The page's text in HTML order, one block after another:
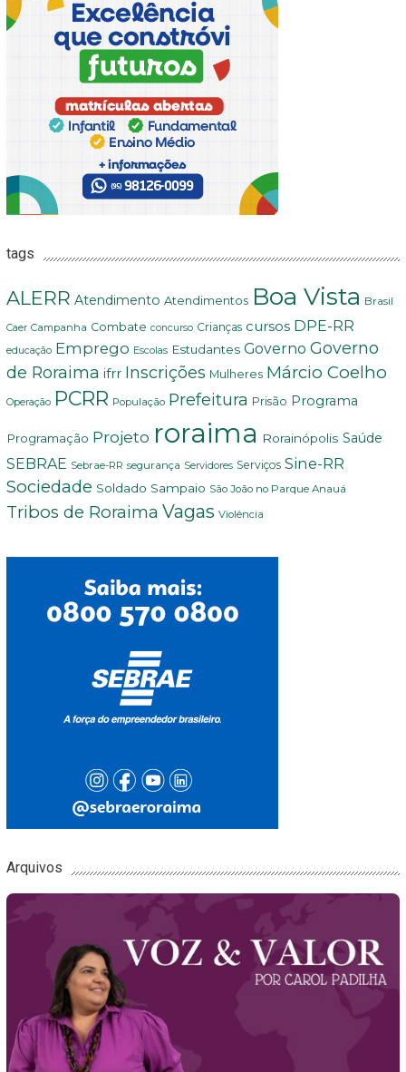
tags
ALERR Atendimento Atendimentos Boa Vista Brasil
Caer Campanha Combate concurso Crianças cursos DPE-RR
educação Emprego Escolas Estudantes Governo Governo
de Roraima ifrr Inscrições Mulheres Márcio Coelho
Operação PCRR População Prefeitura Prisão Programa
Programação Projeto roraima Rorainópolis Saúde
SEBRAE Sebrae-RR segurança Servidores Serviços Sine-RR
Sociedade Soldado Sampaio São João no Parque Anauá
Tribos de Roraima Vagas Violência
Arquivos